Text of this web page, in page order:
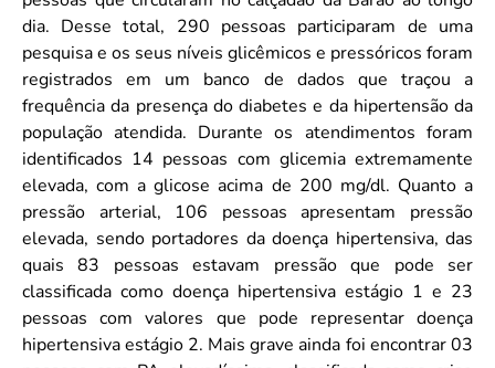
dia. Desse total, 290 pessoas participaram de uma
pesquisa e os seus níveis glicêmicos e pressóricos foram
registrados em um banco de dados que traçou a
frequência da presença do diabetes e da hipertensão da
população atendida. Durante os atendimentos foram
identificados 14 pessoas com glicemia extremamente
elevada, com a glicose acima de 200 mg/dl. Quanto a
pressão arterial, 106 pessoas apresentam pressão
elevada, sendo portadores da doença hipertensiva, das
quais 83 pessoas estavam pressão que pode ser
classificada como doença hipertensiva estágio 1 e 23
pessoas com valores que pode representar doença
hipertensiva estágio 2. Mais grave ainda foi encontrar 03